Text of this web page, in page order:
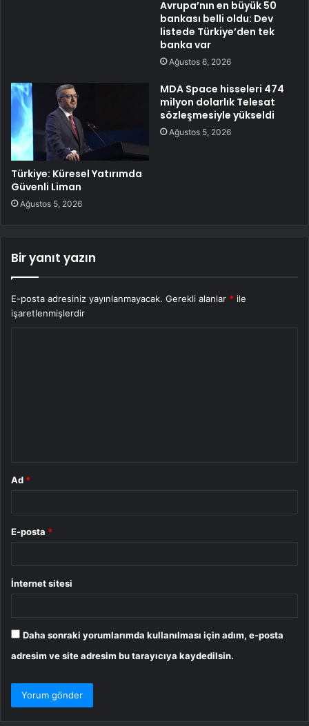
Avrupa’nın en büyük 50
bankası belli oldu: Dev
listede Türkiye’den tek
banka var
Ağustos 6, 2026
Türkiye: Küresel Yatırımda
Güvenli Liman
Ağustos 5, 2026
MDA Space hisseleri 474
milyon dolarlık Telesat
sözleşmesiyle yükseldi
Ağustos 5, 2026
Bir yanıt yazın
E-posta adresiniz yayınlanmayacak. Gerekli alanlar * ile
işaretlenmişlerdir
Ad *
E-posta *
İnternet sitesi
Daha sonraki yorumlarımda kullanılması için adım, e-posta
adresim ve site adresim bu tarayıcıya kaydedilsin.